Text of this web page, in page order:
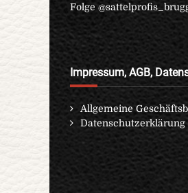
Folge
Impressum, AGB,
Allgemeine
Datenschutzerklärung